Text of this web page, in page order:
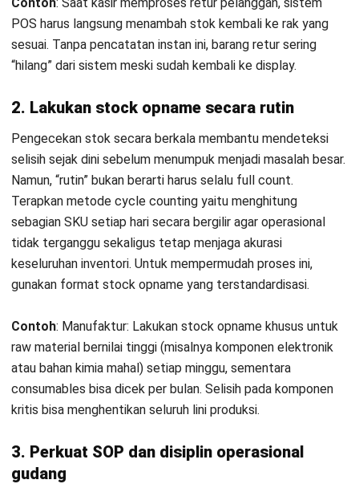
mulai dari penerimaan, penyimpanan, hingga pengeluaran
barang. Pastikan seluruh tim menjalankannya secara
tidak ada material yang boleh berpindah lokasi tanpa di-scan
terlebih dahulu. Termasuk perpindahan antar-workstation di
lantai produksi yang sering luput dari pencatatan karena
dianggap masih dalam area yang sama.
4. Manfaatkan teknologi seperti barcode
atau RFID
dapat meningkatkan akurasi
dalam proses tracking barang. Teknologi ini membantu
: Gunakan barcode lokasi (location barcode) di
setiap bin/rak fulfillment center. Picker wajib scan lokasi +
scan item saat mengambil barang. Jika item tidak
trigger investigasi bukan skip dan ambil dari lokasi lain tanpa
update data.